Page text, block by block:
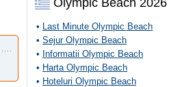
Olympic Beach 2026
• Last Minute Olympic Beach
• Sejur Olympic Beach
• Informatii Olympic Beach
• Harta Olympic Beach
• Hoteluri Olympic Beach